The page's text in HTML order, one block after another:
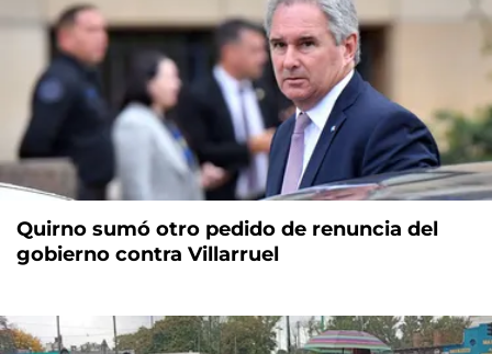
Quirno sumó otro pedido de renuncia del
gobierno contra Villarruel